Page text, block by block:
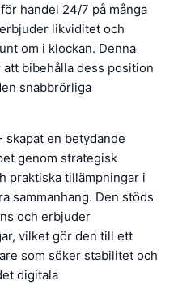
handel 24/7 på många
likviditet och
om i klockan. Denna
bibehålla dess position
snabbrörliga
skapat en betydande
genom strategisk
praktiska tillämpningar i
sammanhang. Den stöds
och erbjuder
vilket gör den till ett
som söker stabilitet och
digitala